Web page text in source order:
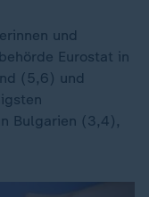
und
Eurostat in
(5,6) und
Bulgarien (3,4),